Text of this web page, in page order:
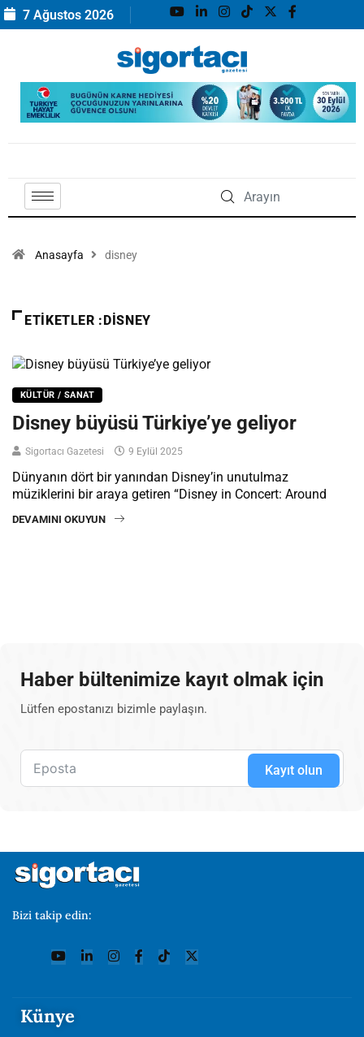
7 Ağustos 2026
Anasayfa disney
ETIKETLER :DISNEY
KÜLTÜR / SANAT
Disney büyüsü Türkiye’ye geliyor
Sigortacı Gazetesi 9 Eylül 2025
Dünyanın dört bir yanından Disney’in unutulmaz
müziklerini bir araya getiren “Disney in Concert: Around
DEVAMINI OKUYUN
Haber bültenimize kayıt olmak için
Lütfen epostanızı bizimle paylaşın.
Kayıt olun
Bizi takip edin:
Künye